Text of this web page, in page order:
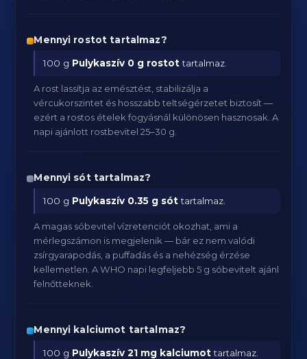
Mennyi rostot tartalmaz?
100 g Pulykaszív 0 g rostottartalmaz.
A rost lassítja az emésztést, stabilizálja a
vércukorszintet és hosszabb teltségérzetet biztosít —
ezért a rostos ételek fogyásnál különösen hasznosak. A
napi ajánlott rostbevitel 25–30 g.
Mennyi sót tartalmaz?
100 g Pulykaszív 0.35 g sóttartalmaz.
A magas sóbevitel vízretenciót okozhat, ami a
mérlegszámon is megjelenik — bár ez nem valódi
zsírgyarapodás, a puffadás és a nehézség érzése
kellemetlen. A WHO napi legfeljebb 5 g sóbevitelt ajánl
felnőtteknek.
Mennyi kalciumot tartalmaz?
100 g Pulykaszív 21 mg kalciumottartalmaz.